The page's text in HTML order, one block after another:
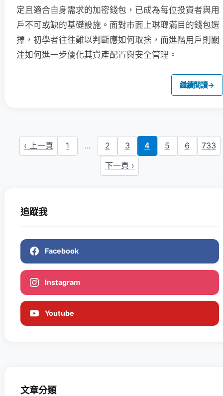
定且適合自身需求的加密錢包，已成為每位投資者與用
戶不可或缺的基礎設施。面對市面上琳瑯滿目的錢包選
擇，初學者往往難以判斷應如何取捨，而進階用戶則關
注如何進一步優化其資產配置與安全管理。
繼續閱讀→
‹ 上一頁 1 ... 2 3 4 5 6
733
下一頁 ›
追蹤我
Facebook
Instagram
Youtube
文章分類